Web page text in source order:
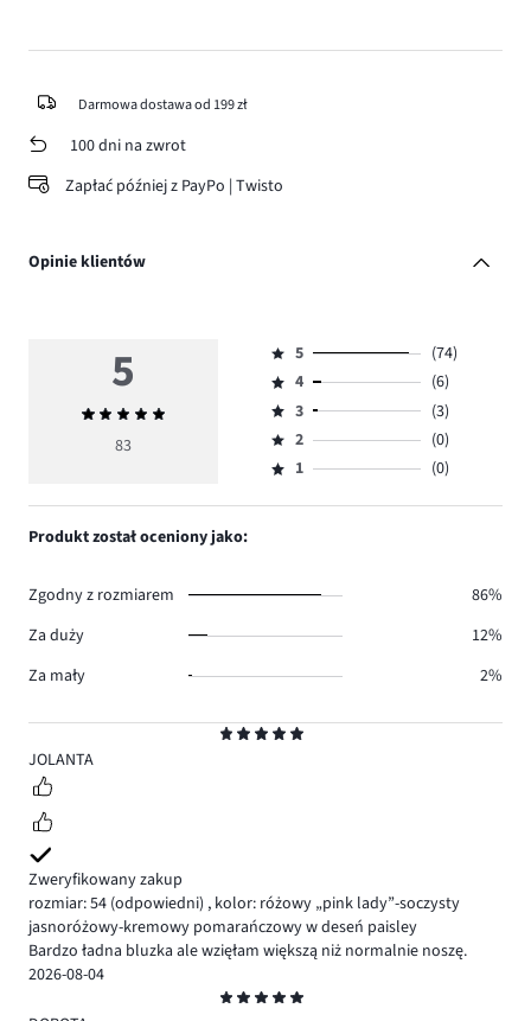
Darmowa dostawa od 199 zł
100 dni na zwrot
Zapłać później z PayPo | Twisto
Opinie klientów
5
JOLANTA
Zweryfikowany zakup
rozmiar: 54 (odpowiedni) , kolor: różowy „pink lady”-soczysty
jasnoróżowy-kremowy pomarańczowy w deseń paisley
Bardzo ładna bluzka ale wzięłam większą niż normalnie noszę.
2026-08-04
5
Średnia
ocena
83
Ocena
5,
ilość
głosów
74.
5
(74)
Ocena
4,
ilość
głosów
4
(6)
Ocena
3,
ilość
3
(3)
Ocena
2,
2
(0)
Ocena
1,
1 (0)
Produkt został oceniony jako:
Zgodny z rozmiarem
86%
Za duży
12%
Za mały
2%